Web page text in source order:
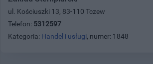
ul. Kościuszki 13, 83-110 Tczew
Telefon: 5312597
Kategoria: Handel i usługi, numer: 1848